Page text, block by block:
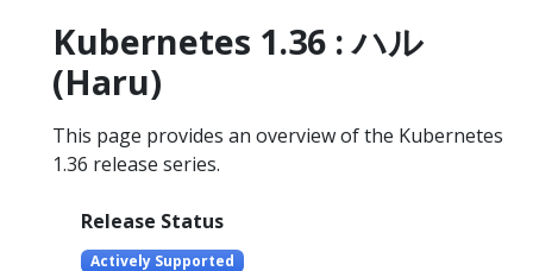
Kubernetes 1.36 : ハル
(Haru)
This page provides an overview of the Kubernetes
1.36 release series.
Release Status
Actively Supported